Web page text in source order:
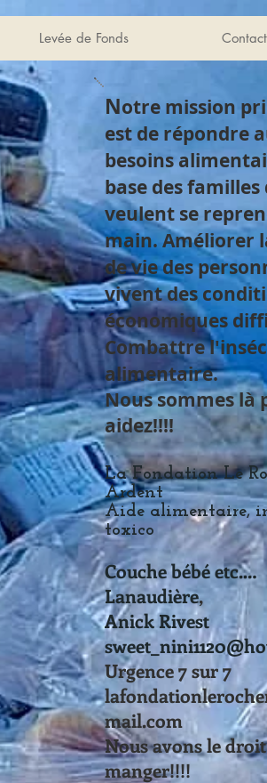
Levée de Fonds Contact
Notre mission
est de répondre
besoins
base des familles
veulent se
main. Améliorer
de vie des
vivent des
économiques
Combattre
alimentaire.
Nous sommes là
aidez!!!!​
La Fondation Le
Ardent
Aide alimentaire,
toxico
Couche bébé etc.…
Lanaudière​,
Anick Rivest
Urgence 7 sur 7
mail.com
Nous avons le
manger!!!!